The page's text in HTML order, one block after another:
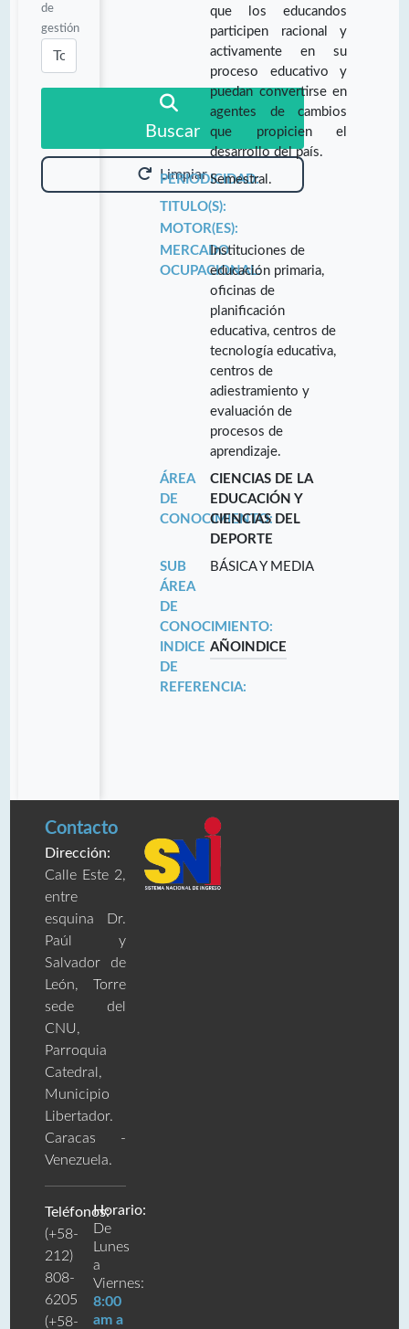
de
gestión
Buscar
Limpiar
que los educandos
participen racional y
activamente en su
proceso educativo y
puedan convertirse en
agentes de cambios
que propicien el
desarrollo del país.
PERIODICIDAD:
Semestral.
TITULO(S):
MOTOR(ES):
MERCADO
OCUPACIONAL:
Instituciones de
educación primaria,
oficinas de
planificación
educativa, centros de
tecnología educativa,
centros de
adiestramiento y
evaluación de
procesos de
aprendizaje.
ÁREA
DE
CONOCIMIENTO:
CIENCIAS DE LA
EDUCACIÓN Y
CIENCIAS DEL
DEPORTE
SUB
ÁREA
DE
CONOCIMIENTO:
BÁSICA Y MEDIA
INDICE
DE
REFERENCIA:
AÑO INDICE
Contacto
Dirección:
Calle Este 2,
entre
esquina Dr.
Paúl y
Salvador de
León, Torre
sede del
CNU,
Parroquia
Catedral,
Municipio
Libertador.
Caracas -
Venezuela.
Teléfonos:
(+58-
212)
808-
6205
(+58-
Horario:
De
Lunes
a
Viernes:
8:00
am a